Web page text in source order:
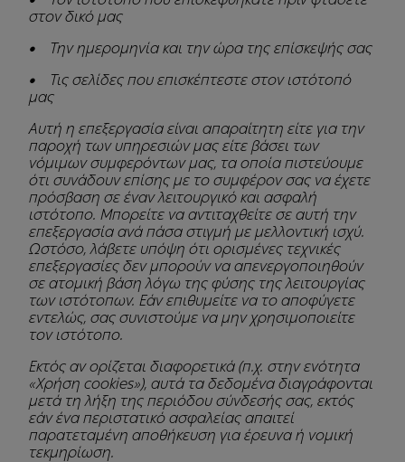
στον δικό μας
• Την ημερομηνία και την ώρα της επίσκεψής σας
• Τις σελίδες που επισκέπτεστε στον ιστότοπό
μας
Αυτή η επεξεργασία είναι απαραίτητη είτε για την
παροχή των υπηρεσιών μας είτε βάσει των
νόμιμων συμφερόντων μας, τα οποία πιστεύουμε
ότι συνάδουν επίσης με το συμφέρον σας να έχετε
πρόσβαση σε έναν λειτουργικό και ασφαλή
ιστότοπο. Μπορείτε να αντιταχθείτε σε αυτή την
επεξεργασία ανά πάσα στιγμή με μελλοντική ισχύ.
Ωστόσο, λάβετε υπόψη ότι ορισμένες τεχνικές
επεξεργασίες δεν μπορούν να απενεργοποιηθούν
σε ατομική βάση λόγω της φύσης της λειτουργίας
των ιστότοπων. Εάν επιθυμείτε να το αποφύγετε
εντελώς, σας συνιστούμε να μην χρησιμοποιείτε
τον ιστότοπο.
Εκτός αν ορίζεται διαφορετικά (π.χ. στην ενότητα
«Χρήση cookies»), αυτά τα δεδομένα διαγράφονται
μετά τη λήξη της περιόδου σύνδεσής σας, εκτός
εάν ένα περιστατικό ασφαλείας απαιτεί
παρατεταμένη αποθήκευση για έρευνα ή νομική
τεκμηρίωση.